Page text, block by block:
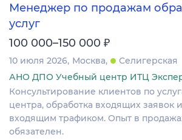
Менеджер по продажам
услуг
100 000–150 000 ₽
10 июля 2026 Москва
Селигерская
АНО ДПО Учебный центр ИТЦ
Консультирование клиентов по
центра, обработка входящих заявок
входящим трафиком. Опыт в
обязателен.